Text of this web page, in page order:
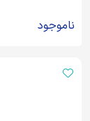
ناموجود